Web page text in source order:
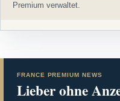
Premium verwaltet.
FRANCE PREMIUM NEWS
Lieber ohne